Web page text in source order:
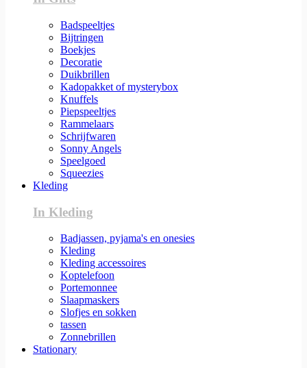
Badspeeltjes
Bijtringen
Boekjes
Decoratie
Duikbrillen
Kadopakket of mysterybox
Knuffels
Piepspeeltjes
Rammelaars
Schrijfwaren
Sonny Angels
Speelgoed
Squeezies
Kleding
In Kleding
Badjassen, pyjama's en onesies
Kleding
Kleding accessoires
Koptelefoon
Portemonnee
Slaapmaskers
Slofjes en sokken
tassen
Zonnebrillen
Stationary